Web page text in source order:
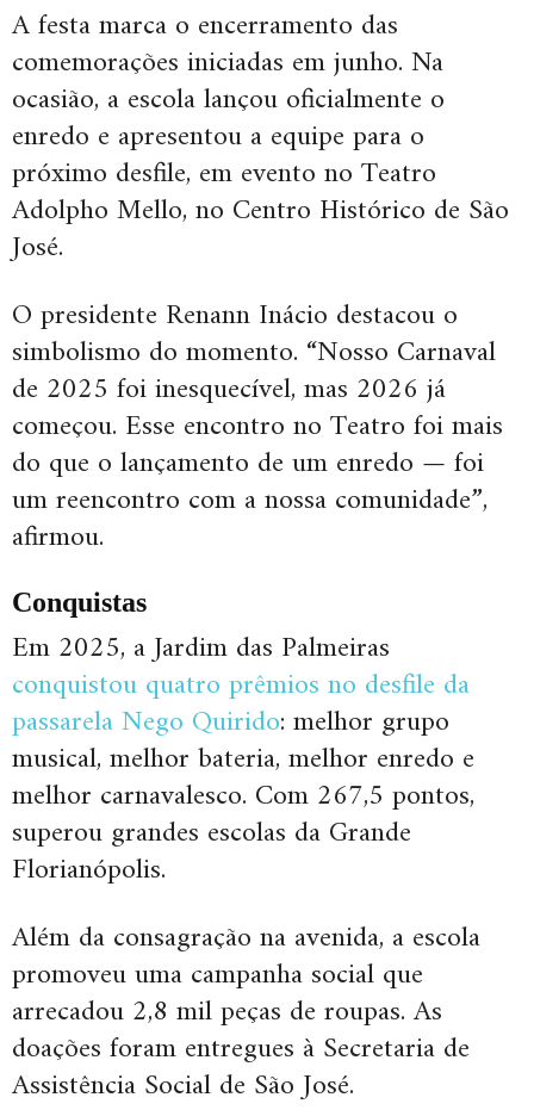
A festa marca o encerramento das
comemorações iniciadas em junho. Na
ocasião, a escola lançou oficialmente o
enredo e apresentou a equipe para o
próximo desfile, em evento no Teatro
Adolpho Mello, no Centro Histórico de São
José.
O presidente Renann Inácio destacou o
simbolismo do momento. “Nosso Carnaval
de 2025 foi inesquecível, mas 2026 já
começou. Esse encontro no Teatro foi mais
do que o lançamento de um enredo — foi
um reencontro com a nossa comunidade”,
afirmou.
Conquistas
Em 2025, a Jardim das Palmeiras
conquistou quatro prêmios no desfile da
passarela Nego Quirido: melhor grupo
musical, melhor bateria, melhor enredo e
melhor carnavalesco. Com 267,5 pontos,
superou grandes escolas da Grande
Florianópolis.
Além da consagração na avenida, a escola
promoveu uma campanha social que
arrecadou 2,8 mil peças de roupas. As
doações foram entregues à Secretaria de
Assistência Social de São José.